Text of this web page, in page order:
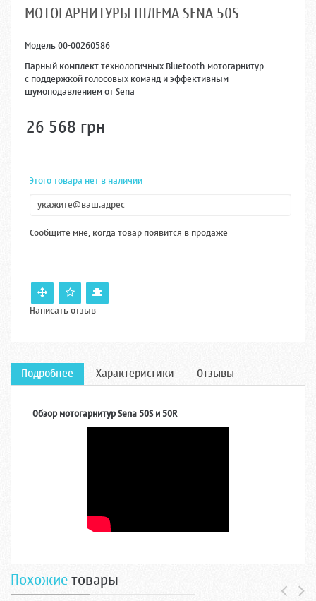
МОТОГАРНИТУРЫ ШЛЕМА SENA 50S
Модель00-00260586
Парный комплект технологичных Bluetooth-мотогарнитур
с поддержкой голосовых команд и эффективным
шумоподавлением от Sena
26 568 грн
Этого товара нет в наличии
Сообщите мне, когда товар появится в продаже
Написать отзыв
Подробнее Характеристики Отзывы
Обзор мотогарнитур Sena 50S и 50R
Похожиетовары